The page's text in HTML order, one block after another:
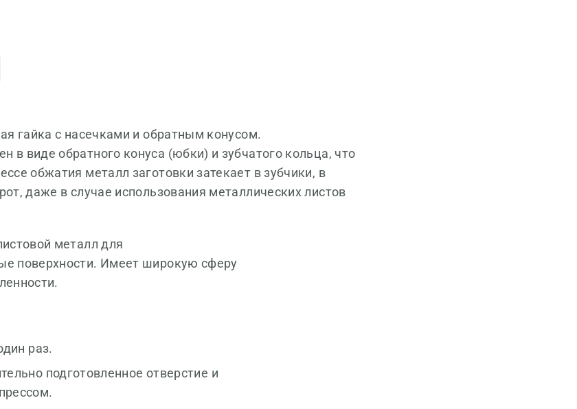
гайка с насечками и обратным конусом.
виде обратного конуса (юбки) и зубчатого кольца, что
обжатия металл заготовки затекает в зубчики, в
даже в случае использования металлических листов
металл для
поверхности. Имеет широкую сферу
раз.
подготовленное отверстие и